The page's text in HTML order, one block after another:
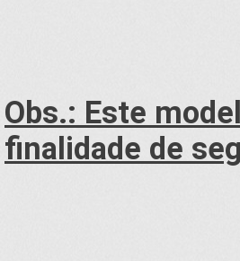
Obs.: Este
finalidade de